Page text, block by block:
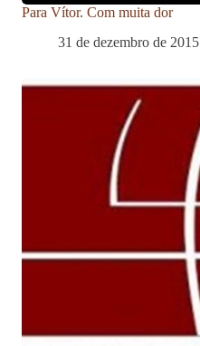
Para Vítor. Com muita dor
31 de dezembro de 2015